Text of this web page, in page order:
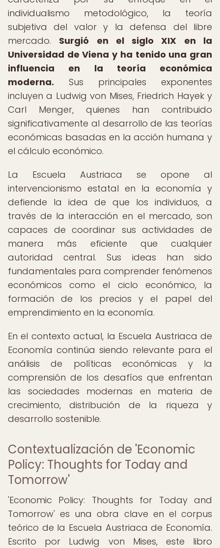
individualismo metodológico, la teoría
subjetiva del valor y la defensa del libre
mercado. Surgió en el siglo XIX en la
Universidad de Viena y ha tenido una gran
influencia en la teoría económica
moderna. Sus principales exponentes
incluyen a Ludwig von Mises, Friedrich Hayek y
Carl Menger, quienes han contribuido
significativamente al desarrollo de las teorías
económicas basadas en la acción humana y
el cálculo económico.
La Escuela Austriaca se opone al
intervencionismo estatal en la economía y
defiende la idea de que los individuos, a
través de la interacción en el mercado, son
capaces de coordinar sus actividades de
manera más eficiente que cualquier
autoridad central. Sus ideas han sido
fundamentales para comprender fenómenos
económicos como el ciclo económico, la
formación de los precios y el papel del
emprendimiento en la economía.
En el contexto actual, la Escuela Austriaca de
Economía continúa siendo relevante para el
análisis de políticas económicas y la
comprensión de los desafíos que enfrentan
las sociedades modernas en materia de
crecimiento, distribución de la riqueza y
desarrollo sostenible.
Contextualización de 'Economic
Policy: Thoughts for Today and
Tomorrow'
'Economic Policy: Thoughts for Today and
Tomorrow' es una obra clave en el corpus
teórico de la Escuela Austriaca de Economía.
Escrito por Ludwig von Mises, este libro